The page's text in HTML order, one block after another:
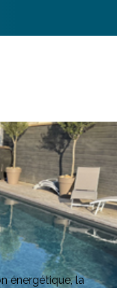
énergétique, la